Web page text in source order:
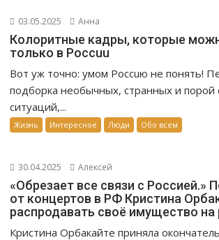
03.05.2025 Анна
Колоритные кадры, которые
только в Россuu
Вот уж точно: умом Россuю не понять!
подборка необычных, странных и
ситуаций,...
Жизнь Интересное Люди Обо всем
30.04.2025 Алексей
«Обрезает все связи с Россией.»
от концертов в РФ Кристина
распродавать своё имущество на
Кристина Орбакайте приняла